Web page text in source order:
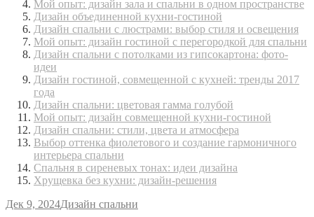
Мой опыт: дизайн зала и спальни в одном пространстве
Дизайн объединенной кухни-гостиной
Дизайн спальни с люстрами: выбор стиля и освещения
Мой опыт: дизайн гостиной с перегородкой для спальни
Дизайн спальни с потолками из гипсокартона: фото-
идеи
Дизайн гостиной, совмещенной с кухней: тренды 2017
года
Дизайн спальни: цветовая гамма голубой
Мой опыт: дизайн совмещенной кухни-гостиной
Дизайн спальни: стили, цвета и атмосфера
Выбор оттенка фиолетового и создание гармоничного
интерьера спальни
Спальня в сиреневых тонах: идеи дизайна
Хрущевка без кухни: дизайн-решения
Дек 9, 2024Дизайн спальни